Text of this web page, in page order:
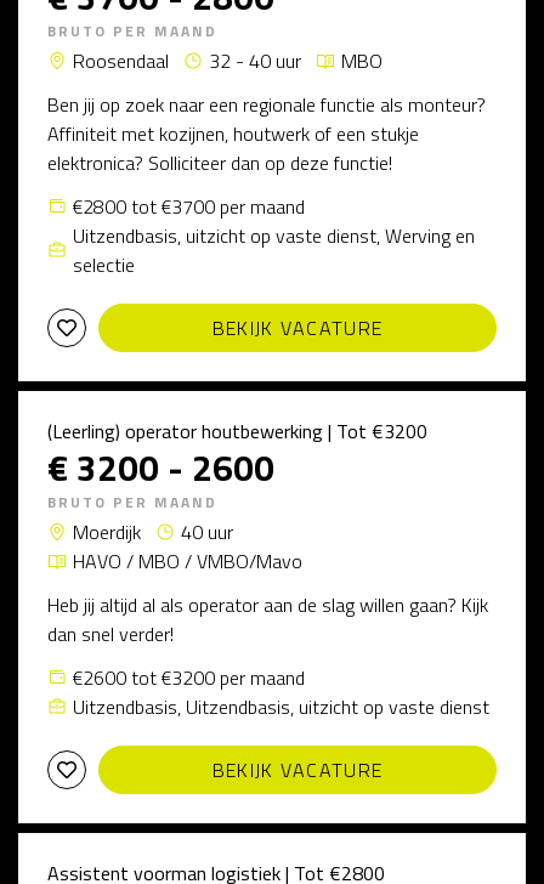
BRUTO PER MAAND
Roosendaal 32 - 40 uur
MBO
Ben jij op zoek naar een regionale functie als monteur?
Affiniteit met kozijnen, houtwerk of een stukje
elektronica? Solliciteer dan op deze functie!
€2800 tot €3700 per maand
Uitzendbasis, uitzicht op vaste dienst, Werving en
selectie
BEKIJK VACATURE
(Leerling) operator houtbewerking | Tot €3200
€ 3200 - 2600
BRUTO PER MAAND
Moerdijk
40 uur
HAVO / MBO / VMBO/Mavo
Heb jij altijd al als operator aan de slag willen gaan? Kijk
dan snel verder!
€2600 tot €3200 per maand
Uitzendbasis, Uitzendbasis, uitzicht op vaste dienst
BEKIJK VACATURE
Assistent voorman logistiek | Tot €2800